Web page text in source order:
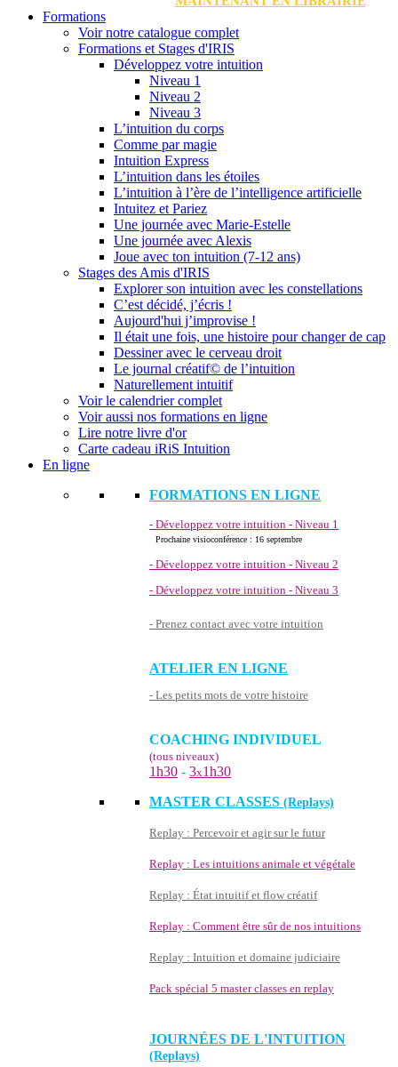
Formations
Voir notre catalogue complet
Formations et Stages d'IRIS
Développez votre intuition
Niveau 1
Niveau 2
Niveau 3
L’intuition du corps
Comme par magie
Intuition Express
L’intuition dans les étoiles
L’intuition à l’ère de l’intelligence artificielle
Intuitez et Pariez
Une journée avec Marie-Estelle
Une journée avec Alexis
Joue avec ton intuition (7-12 ans)
Stages des Amis d'IRIS
Explorer son intuition avec les constellations
C’est décidé, j’écris !
Aujourd'hui j’improvise !
Il était une fois, une histoire pour changer de cap
Dessiner avec le cerveau droit
Le journal créatif© de l’intuition
Naturellement intuitif
Voir le calendrier complet
Voir aussi nos formations en ligne
Lire notre livre d'or
Carte cadeau iRiS Intuition
En ligne
FORMATIONS EN LIGNE
- Développez votre intuition - Niveau 1
Prochaine visioconférence : 16 septembre
- Développez votre intuition - Niveau 2
- Développez votre intuition - Niveau 3
- Prenez contact avec votre intuition
ATELIER EN LIGNE
- Les petits mots de votre histoire
COACHING INDIVIDUEL
(tous niveaux)
1h30 - 3x1h30
MASTER CLASSES (Replays)
Replay : Percevoir et agir sur le futur
Replay : Les intuitions animale et végétale
Replay : État intuitif et flow créatif
Replay : Comment être sûr de nos intuitions
Replay : Intuition et domaine judiciaire
Pack spécial 5 master classes en replay
JOURNÉES DE L'INTUITION
(Replays)